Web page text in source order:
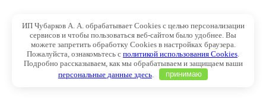
ИП Чубарков А. А. обрабатывает Cookies с целью персонализации
сервисов и чтобы пользоваться веб-сайтом было удобнее. Вы
можете запретить обработку Cookies в настройках браузера.
Пожалуйста, ознакомьтесь с политикой использования Cookies
Подробно рассказываем, как мы обрабатываем и защищаем ваши
персональные данные здесь. принимаю